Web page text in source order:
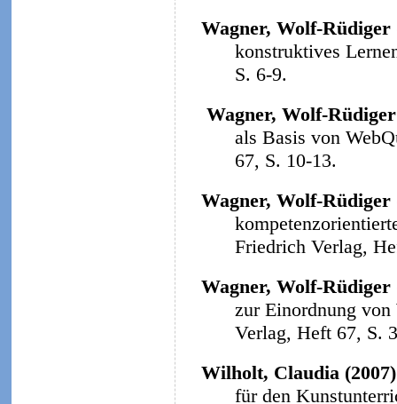
Wagner, Wolf-Rüdiger
konstruktives
S. 6-9.
Wagner, Wolf-
als Basis von
67, S. 10-13.
Wagner, Wolf-
Friedrich Verlag,
Wagner, Wolf-
zur Einordnung
Verlag, Heft 67, S.
Wilholt, Claudia
für den